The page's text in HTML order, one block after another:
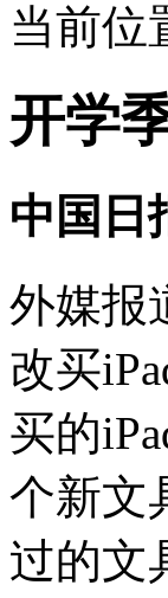
当前位
开学
中国日
外媒报
改买
买的
个新文
过的文